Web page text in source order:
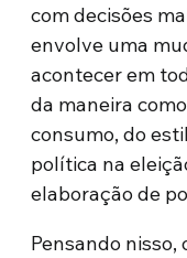
com decisões
envolve uma
acontecer em
da maneira
consumo, do
política na
elaboração de
Pensando nisso,